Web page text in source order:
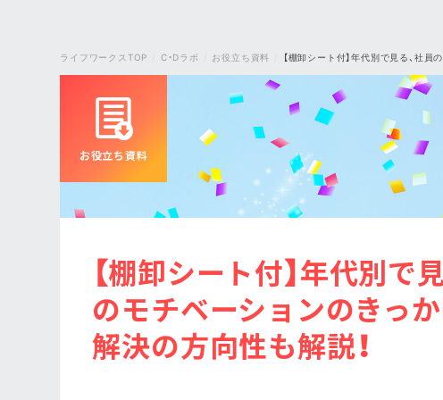
ライフワークスTOP C・Dラボ お役立ち資料 【棚卸シート付】年代別で見る、社
お役立ち資料
【棚卸シート付】年代別で
のモチベーションのきっ
解決の方向性も解説！